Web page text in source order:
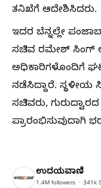
ತನಿಖೆಗೆ ಆದೇಶಿಸಿದರು.
ಇದರ ಬೆನ್ನಲ್ಲೇ
ಸಚಿವ ರಮೇಶ್ ಸಿಂಗ್
ಅಧಿಕಾರಿಗಳೊಂದಿಗೆ
ನಡೆಸಿದ್ದಾರೆ. ಸ್ಥಳೀಯ
ಸಚಿವರು,
ಪ್ರಾರಂಭಿಸುವುದಾಗಿ
ಉದಯವಾಣಿ
1.4M followers 341k